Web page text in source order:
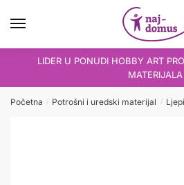
LIDER U PONUDI HOBBY ART
MATERIJALA
Početna / Potrošni i uredski materijal /